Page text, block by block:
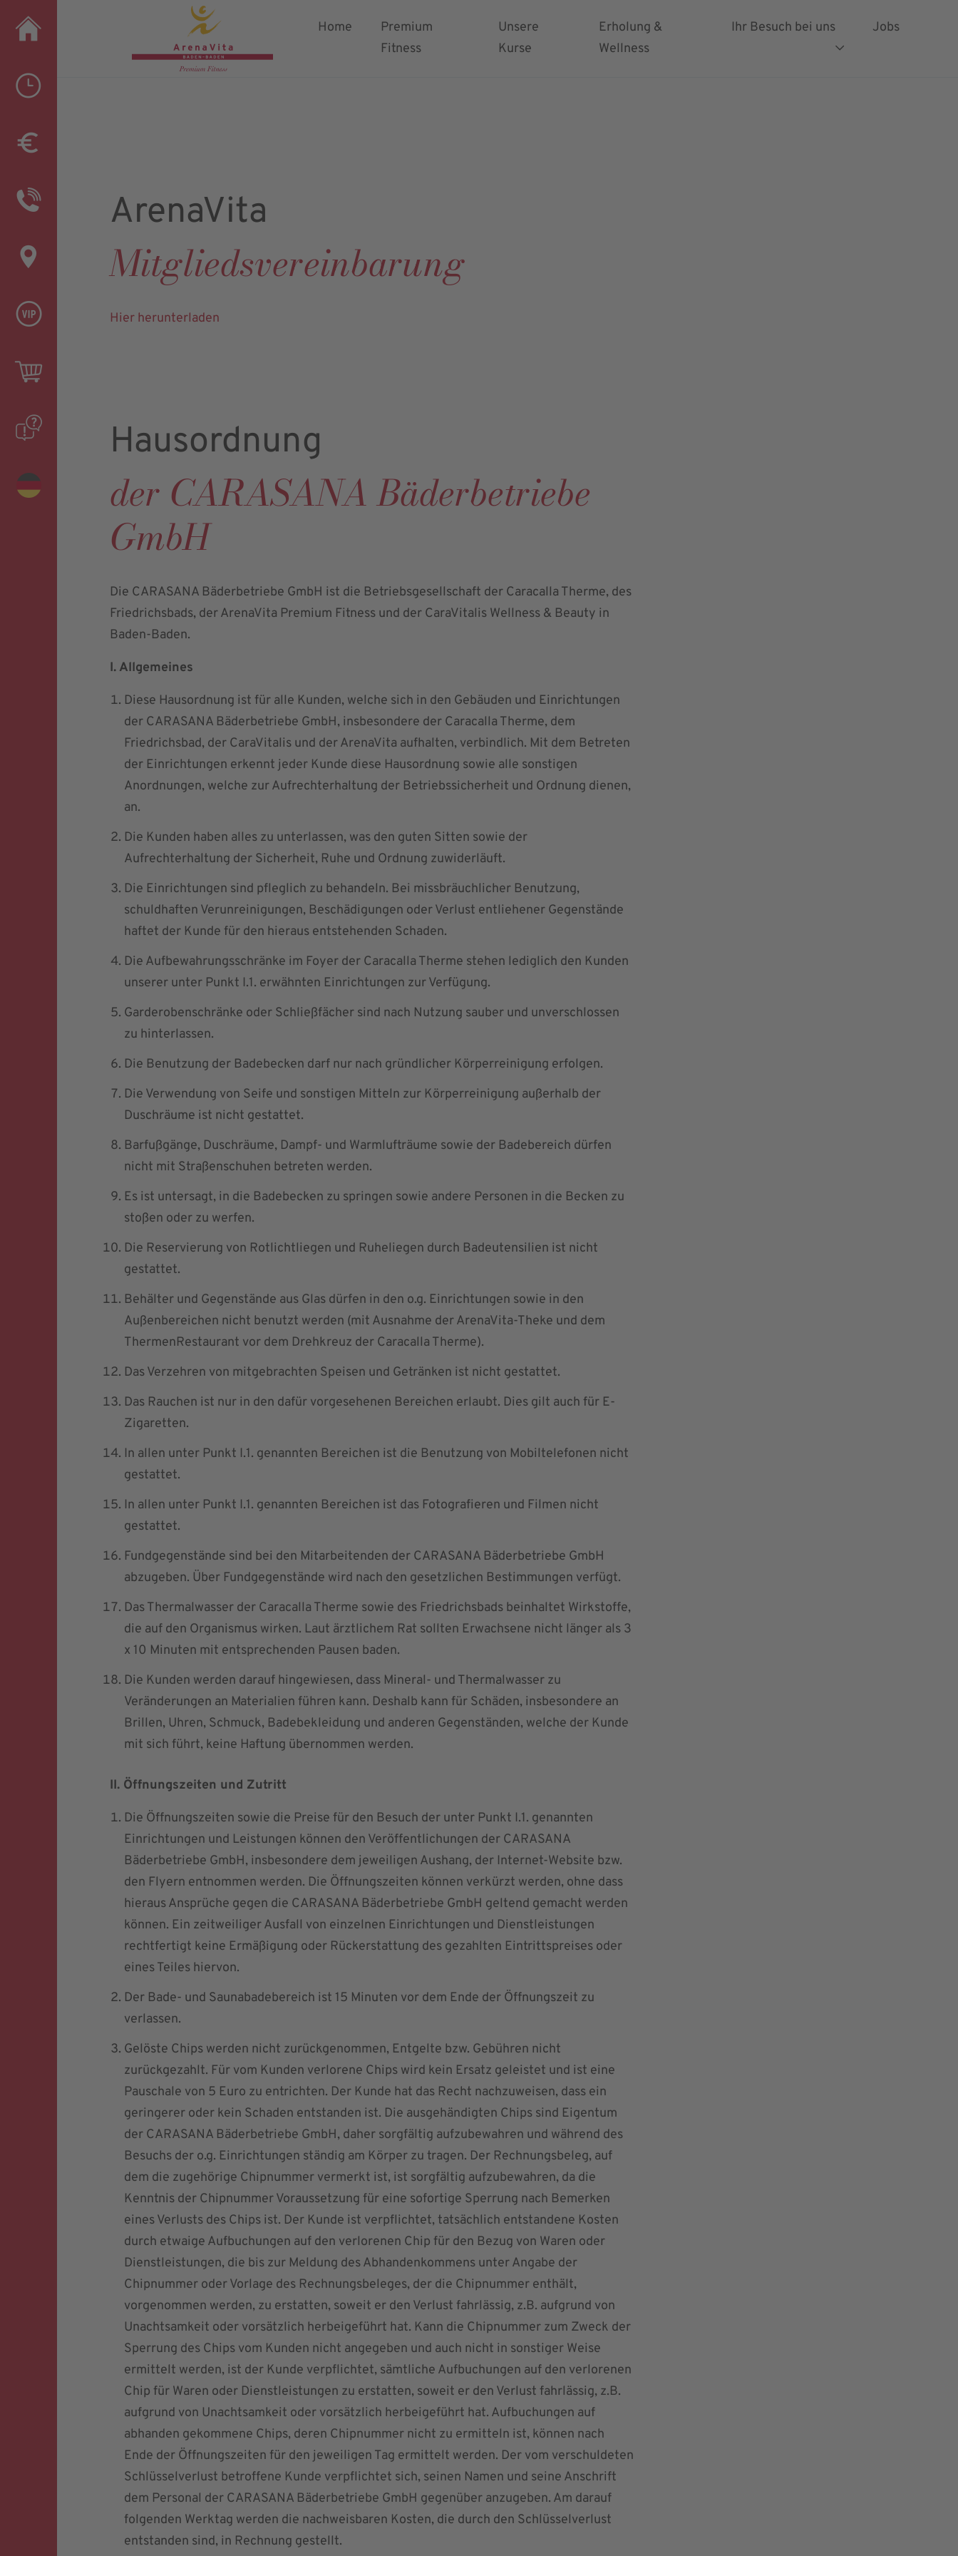
Home
Premium
Fitness
Unsere
Kurse
Erholung &
Wellness
Ihr Besuch bei uns Jobs
Hausordnung & AGB
ArenaVita
Mitgliedsvereinbarung
Hier herunterladen
Hausordnung
der CARASANA Bäderbetriebe
GmbH
Die CARASANA Bäderbetriebe GmbH ist die Betriebsgesellschaft der Caracalla Therme, des
Friedrichsbads, der ArenaVita Premium Fitness und der CaraVitalis Wellness & Beauty in
Baden-Baden.
I. Allgemeines
Diese Hausordnung ist für alle Kunden, welche sich in den Gebäuden und Einrichtungen
der CARASANA Bäderbetriebe GmbH, insbesondere der Caracalla Therme, dem
Friedrichsbad, der CaraVitalis und der ArenaVita aufhalten, verbindlich. Mit dem Betreten
der Einrichtungen erkennt jeder Kunde diese Hausordnung sowie alle sonstigen
Anordnungen, welche zur Aufrechterhaltung der Betriebssicherheit und Ordnung dienen,
an.
Die Kunden haben alles zu unterlassen, was den guten Sitten sowie der
Aufrechterhaltung der Sicherheit, Ruhe und Ordnung zuwiderläuft.
Die Einrichtungen sind pfleglich zu behandeln. Bei missbräuchlicher Benutzung,
schuldhaften Verunreinigungen, Beschädigungen oder Verlust entliehener Gegenstände
haftet der Kunde für den hieraus entstehenden Schaden.
Die Aufbewahrungsschränke im Foyer der Caracalla Therme stehen lediglich den Kunden
unserer unter Punkt I.1. erwähnten Einrichtungen zur Verfügung.
Garderobenschränke oder Schließfächer sind nach Nutzung sauber und unverschlossen
zu hinterlassen.
Die Benutzung der Badebecken darf nur nach gründlicher Körperreinigung erfolgen.
Die Verwendung von Seife und sonstigen Mitteln zur Körperreinigung außerhalb der
Duschräume ist nicht gestattet.
Barfußgänge, Duschräume, Dampf- und Warmlufträume sowie der Badebereich dürfen
nicht mit Straßenschuhen betreten werden.
Es ist untersagt, in die Badebecken zu springen sowie andere Personen in die Becken zu
stoßen oder zu werfen.
Die Reservierung von Rotlichtliegen und Ruheliegen durch Badeutensilien ist nicht
gestattet.
Behälter und Gegenstände aus Glas dürfen in den o.g. Einrichtungen sowie in den
Außenbereichen nicht benutzt werden (mit Ausnahme der ArenaVita-Theke und dem
ThermenRestaurant vor dem Drehkreuz der Caracalla Therme).
Das Verzehren von mitgebrachten Speisen und Getränken ist nicht gestattet.
Das Rauchen ist nur in den dafür vorgesehenen Bereichen erlaubt. Dies gilt auch für E-
Zigaretten.
In allen unter Punkt I.1. genannten Bereichen ist die Benutzung von Mobiltelefonen nicht
gestattet.
In allen unter Punkt I.1. genannten Bereichen ist das Fotografieren und Filmen nicht
gestattet.
Fundgegenstände sind bei den Mitarbeitenden der CARASANA Bäderbetriebe GmbH
abzugeben. Über Fundgegenstände wird nach den gesetzlichen Bestimmungen verfügt.
Das Thermalwasser der Caracalla Therme sowie des Friedrichsbads beinhaltet Wirkstoffe,
die auf den Organismus wirken. Laut ärztlichem Rat sollten Erwachsene nicht länger als 3
x 10 Minuten mit entsprechenden Pausen baden.
Die Kunden werden darauf hingewiesen, dass Mineral- und Thermalwasser zu
Veränderungen an Materialien führen kann. Deshalb kann für Schäden, insbesondere an
Brillen, Uhren, Schmuck, Badebekleidung und anderen Gegenständen, welche der Kunde
mit sich führt, keine Haftung übernommen werden.
II. Öffnungszeiten und Zutritt
Die Öffnungszeiten sowie die Preise für den Besuch der unter Punkt I.1. genannten
Einrichtungen und Leistungen können den Veröffentlichungen der CARASANA
Bäderbetriebe GmbH, insbesondere dem jeweiligen Aushang, der Internet-Website bzw.
den Flyern entnommen werden. Die Öffnungszeiten können verkürzt werden, ohne dass
hieraus Ansprüche gegen die CARASANA Bäderbetriebe GmbH geltend gemacht werden
können. Ein zeitweiliger Ausfall von einzelnen Einrichtungen und Dienstleistungen
rechtfertigt keine Ermäßigung oder Rückerstattung des gezahlten Eintrittspreises oder
eines Teiles hiervon.
Der Bade- und Saunabadebereich ist 15 Minuten vor dem Ende der Öffnungszeit zu
verlassen.
Gelöste Chips werden nicht zurückgenommen, Entgelte bzw. Gebühren nicht
zurückgezahlt. Für vom Kunden verlorene Chips wird kein Ersatz geleistet und ist eine
Pauschale von 5 Euro zu entrichten. Der Kunde hat das Recht nachzuweisen, dass ein
geringerer oder kein Schaden entstanden ist. Die ausgehändigten Chips sind Eigentum
der CARASANA Bäderbetriebe GmbH, daher sorgfältig aufzubewahren und während des
Besuchs der o.g. Einrichtungen ständig am Körper zu tragen. Der Rechnungsbeleg, auf
dem die zugehörige Chipnummer vermerkt ist, ist sorgfältig aufzubewahren, da die
Kenntnis der Chipnummer Voraussetzung für eine sofortige Sperrung nach Bemerken
eines Verlusts des Chips ist. Der Kunde ist verpflichtet, tatsächlich entstandene Kosten
durch etwaige Aufbuchungen auf den verlorenen Chip für den Bezug von Waren oder
Dienstleistungen, die bis zur Meldung des Abhandenkommens unter Angabe der
Chipnummer oder Vorlage des Rechnungsbeleges, der die Chipnummer enthält,
vorgenommen werden, zu erstatten, soweit er den Verlust fahrlässig, z.B. aufgrund von
Unachtsamkeit oder vorsätzlich herbeigeführt hat. Kann die Chipnummer zum Zweck der
Sperrung des Chips vom Kunden nicht angegeben und auch nicht in sonstiger Weise
ermittelt werden, ist der Kunde verpflichtet, sämtliche Aufbuchungen auf den verlorenen
Chip für Waren oder Dienstleistungen zu erstatten, soweit er den Verlust fahrlässig, z.B.
aufgrund von Unachtsamkeit oder vorsätzlich herbeigeführt hat. Aufbuchungen auf
abhanden gekommene Chips, deren Chipnummer nicht zu ermitteln ist, können nach
Ende der Öffnungszeiten für den jeweiligen Tag ermittelt werden. Der vom verschuldeten
Schlüsselverlust betroffene Kunde verpflichtet sich, seinen Namen und seine Anschrift
dem Personal der CARASANA Bäderbetriebe GmbH gegenüber anzugeben. Am darauf
folgenden Werktag werden die nachweisbaren Kosten, die durch den Schlüsselverlust
entstanden sind, in Rechnung gestellt.